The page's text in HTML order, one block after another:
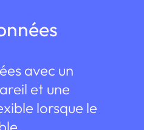
avec un
et une
lorsque le